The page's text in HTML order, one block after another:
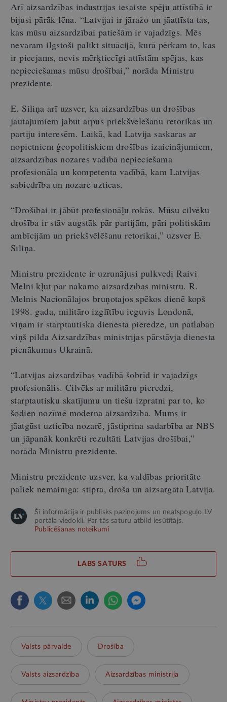
Arī aizsardzības industrijas iesaiste spēju attīstībā ir
bijusi pārāk lēna. “Latvijai ir jāražo un jāattīsta tas,
kas mūsu aizsardzībai patiešām ir vajadzīgs. Mēs
nevaram ilgstoši palikt situācijā, kurā pērkam to, kas
ir pieejams, nevis mērķtiecīgi attīstām spējas, kas
nepieciešamas mūsu drošībai,” norāda Ministru
prezidente.
E. Siliņa arī uzsver, ka aizsardzības un drošības
jautājumiem jābūt ārpus priekšvēlēšanu retorikas un
partiju interesēm. Laikā, kad Latvija saskaras ar
nopietniem ģeopolitiskiem drošības izaicinājumiem,
aizsardzības nozares vadībā nepieciešama
profesionāla un kompetenta vadībā, kam Latvijas
sabiedrība un nozare uzticas.
“Drošībai ir jābūt profesionāļu rokās. Mūsu cilvēku
drošība ir stāv augstāk pār partijām, pāri politiskām
ambīcijām un priekšvēlēšanu retorikai,” uzsver E.
Siliņa.
Ministru prezidente ir uzrunājusi pulkvedi Raivi
Melni kļūt par nākamo aizsardzības ministru. R.
Melnis Nacionālajos bruņotajos spēkos dienē kopš
1998. gada, militāro izglītību ieguvis Londonā,
viņam ir starptautiska dienesta pieredze, un patlaban
viņš pilda Aizsardzības ministrijas pārstāvja dienesta
pienākumus Ukrainā.
“Latvijas aizsardzības vadībā šobrīd ir vajadzīgs
profesionālis. Cilvēks ar militāru pieredzi,
starptautisku skatījumu un tiešu izpratni par to, ko
šodien nozīmē moderna aizsardzība. Mums ir
jāatgūst uzticība nozarē, jāstiprina sadarbība ar NBS
un jāpanāk konkrēti rezultāti Latvijas drošībai,”
norāda Ministru prezidente.
Ministru prezidente uzsver, ka valdības prioritāte
paliek nemainīga: stipra, droša un aizsargāta Latvija.
Šī informācija ir publisks paziņojums un neatspoguļo LV
portāla viedokli. Par tās saturu atbild iesūtītājs.
Publicēšanas noteikumi
LABS SATURS
Valsts pārvalde Drošība
Valsts aizsardzība Aizsardzības ministrija